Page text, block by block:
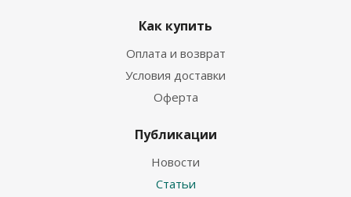
Как купить
Оплата и возврат
Условия доставки
Оферта
Публикации
Новости
Статьи